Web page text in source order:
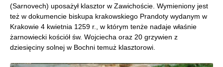
(Sarnovech) uposażył klasztor w Zawichoście. Wymieniony jest
też w dokumencie biskupa krakowskiego Prandoty wydanym w
Krakowie 4 kwietnia 1259 r., w którym tenże nadaje właśnie
żarnowiecki kościół św. Wojciecha oraz 20 grzywien z
dziesięciny solnej w Bochni temuż klasztorowi.